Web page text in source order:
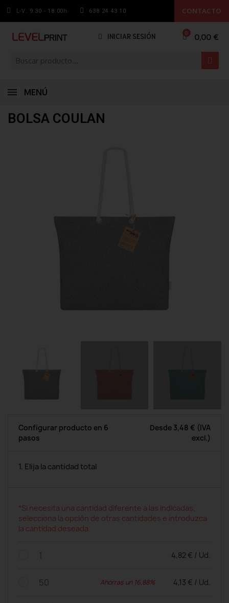
L-V: 9.30 - 18:00h 638 24 43 10 CONTACTO
INICIAR SESIÓN 0,00 €
MENÚ
BOLSA COULAN
Configurar producto en 6
pasos
Desde 3,48 € (IVA
excl.)
1. Elija la cantidad total
*Si necesita una cantidad diferente a las indicadas,
selecciona la opción de otras cantidades e introduzca
la cantidad deseada
1 4,82 € / Ud.
50 Ahorras un 16,88% 4,13 € / Ud.